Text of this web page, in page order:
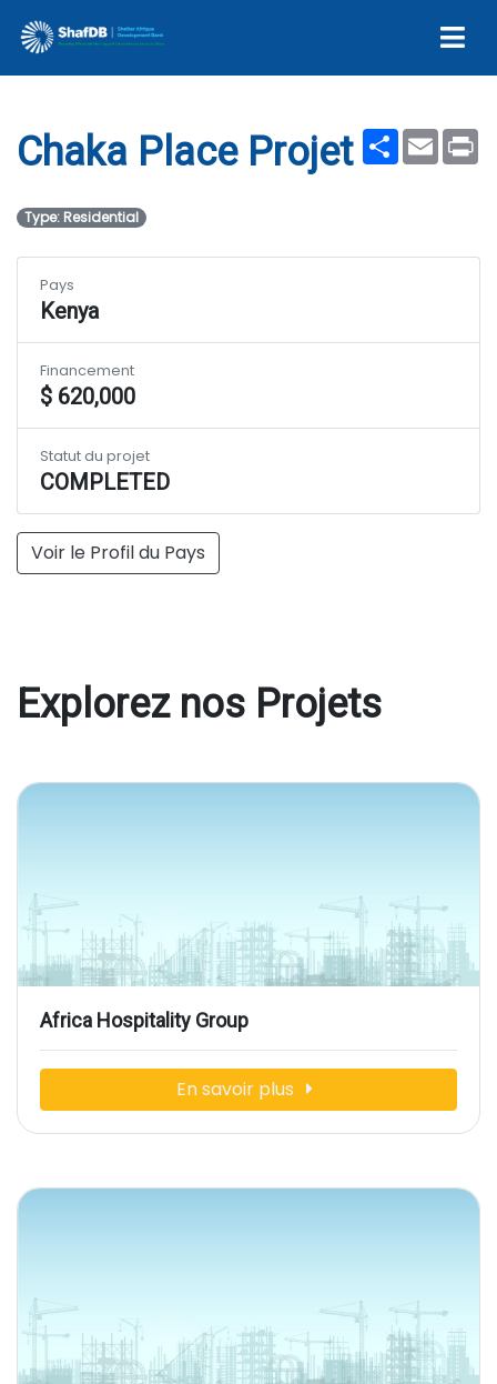
Chaka Place Projet
ShareEmail
Chaka Place Projet
Type: Residential
Voir le Profil du Pays
Pays
Kenya
Financement
$ 620,000
Statut du projet
COMPLETED
Explorez nos Projets
Africa Hospitality Group
En savoir plus